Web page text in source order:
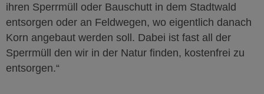
ihren Sperrmüll oder Bauschutt in dem Stadtwald
entsorgen oder an Feldwegen, wo eigentlich danach
Korn angebaut werden soll. Dabei ist fast all der
Sperrmüll den wir in der Natur finden, kostenfrei zu
entsorgen.“